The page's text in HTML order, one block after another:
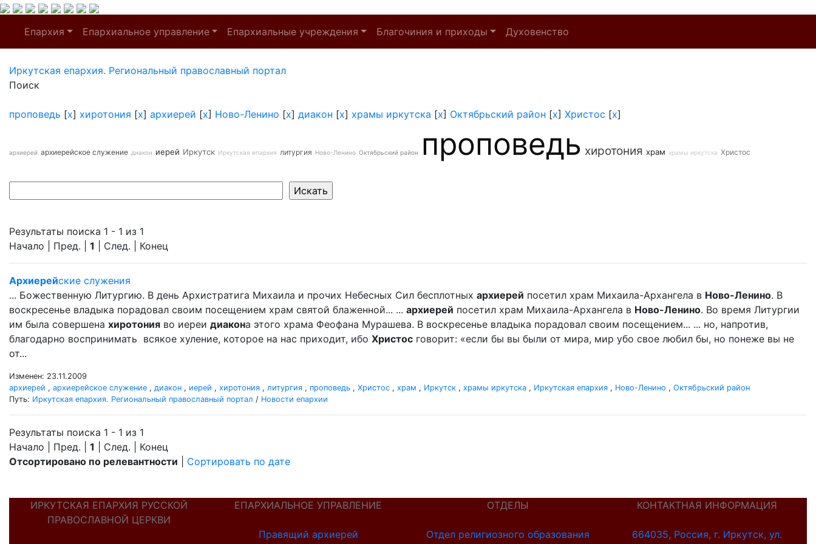
Епархия Епархиальное управление Епархиальные учреждения Благочиния и приходы Духовенство
Иркутская епархия. Региональный православный портал
Поиск
проповедь [x] хиротония [x] архиерей [x] Ново-Ленино [x] диакон [x] храмы иркутска [x] Октябрьский район [x] Христос [x]
архиерей архиерейское служение диакон иерей Иркутск Иркутская епархия литургия Ново-Ленино Октябрьский район проповедь хиротония храм храмы иркутска Христос
Результаты поиска 1 - 1 из 1
Начало | Пред. | 1 | След. | Конец
Архиерейские служения
... Божественную Литургию. В день Архистратига Михаила и прочих Небесных Сил бесплотных архиерей посетил храм Михаила-Архангела в Ново-Ленино. В
воскресенье владыка порадовал своим посещением храм святой блаженной... ... архиерей посетил храм Михаила-Архангела в Ново-Ленино. Во время Литургии
им была совершена хиротония во иереи диакона этого храма Феофана Мурашева. В воскресенье владыка порадовал своим посещением... ... но, напротив,
благодарно воспринимать всякое хуление, которое на нас приходит, ибо Христос говорит: «если бы вы были от мира, мир убо свое любил бы, но понеже вы не
от...
Изменен: 23.11.2009
архиерей , архиерейское служение , диакон , иерей , хиротония , литургия , проповедь , Христос , храм , Иркутск , храмы иркутска , Иркутская епархия , Ново-Ленино , Октябрьский район
Путь: Иркутская епархия. Региональный православный портал / Новости епархии
Результаты поиска 1 - 1 из 1
Начало | Пред. | 1 | След. | Конец
Отсортировано по релевантности
Сортировать по дате
ИРКУТСКАЯ ЕПАРХИЯ РУССКОЙ
ПРАВОСЛАВНОЙ ЦЕРКВИ
ЕПАРХИАЛЬНОЕ УПРАВЛЕНИЕ
Правящий архиерей
ОТДЕЛЫ
Отдел религиозного образования
КОНТАКТНАЯ ИНФОРМАЦИЯ
664035, Россия, г. Иркутск, ул.